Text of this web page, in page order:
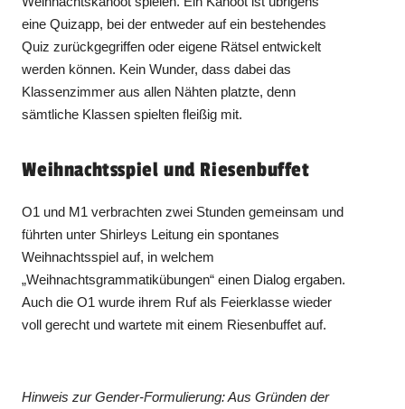
eine Quizapp, bei der entweder auf ein bestehendes
Quiz zurückgegriffen oder eigene Rätsel entwickelt
werden können. Kein Wunder, dass dabei das
Klassenzimmer aus allen Nähten platzte, denn
sämtliche Klassen spielten fleißig mit.
Weihnachtsspiel und Riesenbuffet
O1 und M1 verbrachten zwei Stunden gemeinsam und
führten unter Shirleys Leitung ein spontanes
Weihnachtsspiel auf, in welchem
„Weihnachtsgrammatikübungen“ einen Dialog ergaben.
Auch die O1 wurde ihrem Ruf als Feierklasse wieder
voll gerecht und wartete mit einem Riesenbuffet auf.
Hinweis zur Gender-Formulierung: Aus Gründen der